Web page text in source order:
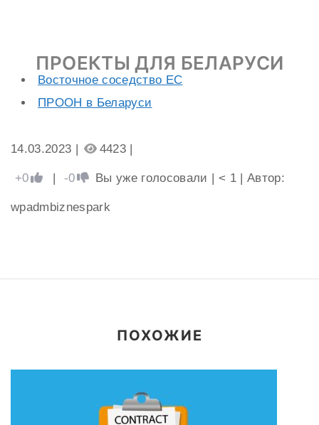
ПРОЕКТЫ ДЛЯ БЕЛАРУСИ
Восточное соседство ЕС
ПРООН в Беларуси
14.03.2023 | 4423 |
+0 | -0 Вы уже голосовали | < 1 | Автор:
wpadmbiznespark
ПОХОЖИЕ